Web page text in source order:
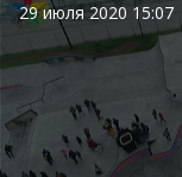
29 июля 2020 15:07